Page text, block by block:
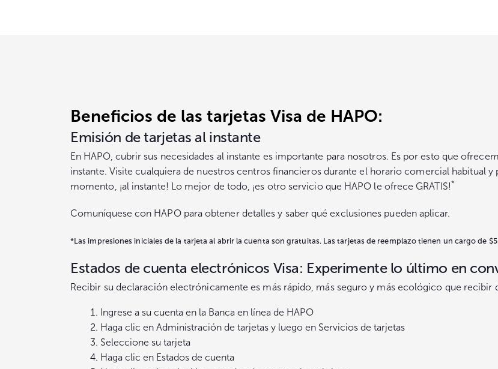
Beneficios de las tarjetas Visa de HAPO:
Emisión de tarjetas al instante
En HAPO, cubrir sus necesidades al instante es importante para nosotros. Es por esto que
instante. Visite cualquiera de nuestros centros financieros durante el horario comercial habitual
momento, ¡al instante! Lo mejor de todo, ¡es otro servicio que HAPO le ofrece GRATIS!*
Comuníquese con HAPO para obtener detalles y saber qué exclusiones pueden aplicar.
*Las impresiones iniciales de la tarjeta al abrir la cuenta son gratuitas. Las tarjetas de reemplazo tienen un cargo de
Estados de cuenta electrónicos Visa: Experimente lo último en
Recibir su declaración electrónicamente es más rápido, más seguro y más ecológico que recibir
Ingrese a su cuenta en la Banca en línea de HAPO
Haga clic en Administración de tarjetas y luego en Servicios de tarjetas
Seleccione su tarjeta
Haga clic en Estados de cuenta